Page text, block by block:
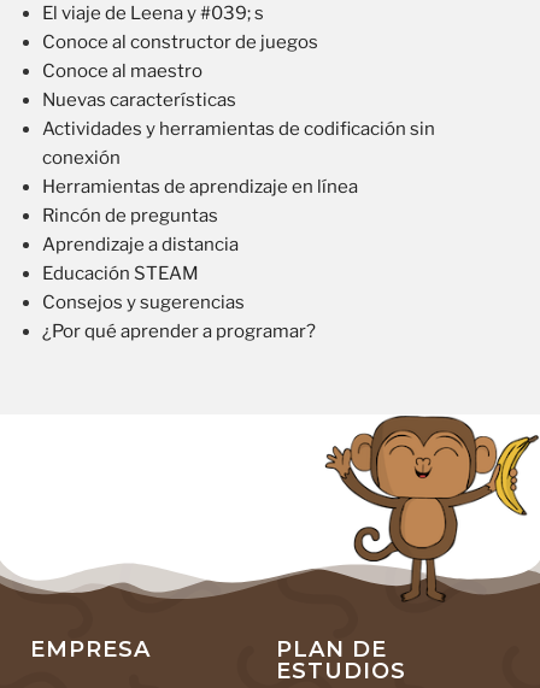
El viaje de Leena y #039; s
Conoce al constructor de juegos
Conoce al maestro
Nuevas características
Actividades y herramientas de codificación sin
conexión
Herramientas de aprendizaje en línea
Rincón de preguntas
Aprendizaje a distancia
Educación STEAM
Consejos y sugerencias
¿Por qué aprender a programar?
EMPRESA
PLAN DE
ESTUDIOS